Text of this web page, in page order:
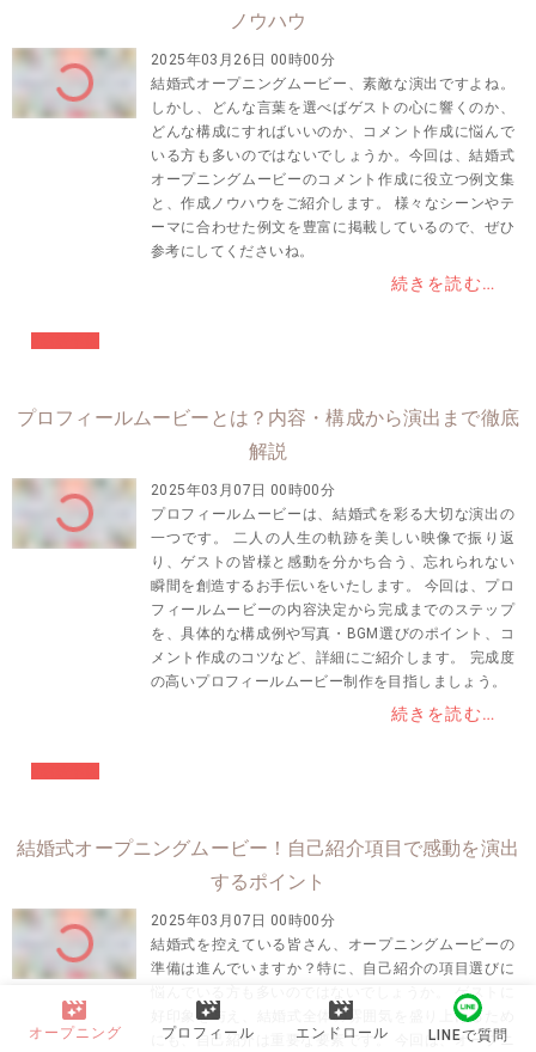
ノウハウ
2025年03月26日 00時00分
結婚式オープニングムービー、素敵な演出ですよね。
しかし、どんな言葉を選べばゲストの心に響くのか、
どんな構成にすればいいのか、コメント作成に悩んで
いる方も多いのではないでしょうか。今回は、結婚式
オープニングムービーのコメント作成に役立つ例文集
と、作成ノウハウをご紹介します。 様々なシーンやテ
ーマに合わせた例文を豊富に掲載しているので、ぜひ
参考にしてくださいね。
続きを読む…
プロフィールムービーとは？内容・構成から演出まで徹底
解説
2025年03月07日 00時00分
プロフィールムービーは、結婚式を彩る大切な演出の
一つです。 二人の人生の軌跡を美しい映像で振り返
り、ゲストの皆様と感動を分かち合う、忘れられない
瞬間を創造するお手伝いをいたします。 今回は、プロ
フィールムービーの内容決定から完成までのステップ
を、具体的な構成例や写真・BGM選びのポイント、コ
メント作成のコツなど、詳細にご紹介します。 完成度
の高いプロフィールムービー制作を目指しましょう。
続きを読む…
結婚式オープニングムービー！自己紹介項目で感動を演出
するポイント
2025年03月07日 00時00分
結婚式を控えている皆さん、オープニングムービーの
準備は進んでいますか？特に、自己紹介の項目選びに
悩んでいる方も多いのではないでしょうか。 ゲストに
好印象を与え、結婚式全体の雰囲気を盛り上げるため
にも、自己紹介は重要な要素です。 今回は、オープニ
オープニング
movie_filter
プロフィール
movie_filter
エンドロール
movie_filter
LINEで質問